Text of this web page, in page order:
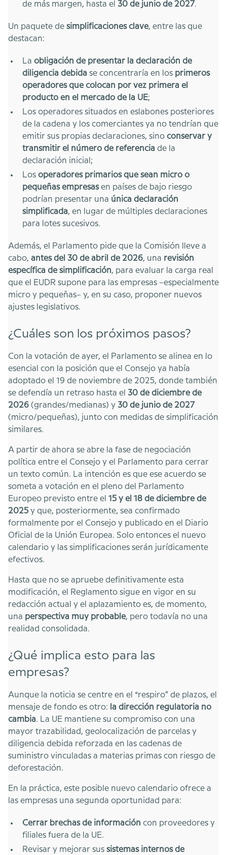
de más margen, hasta el 30 de junio de 2027.
Un paquete de simplificaciones clave, entre las que
destacan:
La obligación de presentar la declaración de
diligencia debida se concentraría en los primeros
operadores que colocan por vez primera el
producto en el mercado de la UE;
Los operadores situados en eslabones posteriores
de la cadena y los comerciantes ya no tendrían que
emitir sus propias declaraciones, sino conservar y
transmitir el número de referencia de la
declaración inicial;
Los operadores primarios que sean micro o
pequeñas empresasen países de bajo riesgo
podrían presentar una única declaración
simplificada, en lugar de múltiples declaraciones
para lotes sucesivos.
Además, el Parlamento pide que la Comisión lleve a
cabo, antes del 30 de abril de 2026, una revisión
específica de simplificación, para evaluar la carga real
que el EUDR supone para las empresas –especialmente
micro y pequeñas– y, en su caso, proponer nuevos
ajustes legislativos.
¿Cuáles son los próximos pasos?
Con la votación de ayer, el Parlamento se alinea en lo
esencial con la posición que el Consejo ya había
adoptado el 19 de noviembre de 2025, donde también
se defendía un retraso hasta el 30 de diciembre de
2026 (grandes/medianas) y 30 de junio de 2027
(micro/pequeñas), junto con medidas de simplificación
similares.
A partir de ahora se abre la fase de negociación
política entre el Consejo y el Parlamento para cerrar
un texto común. La intención es que ese acuerdo se
someta a votación en el pleno del Parlamento
Europeo previsto entre el 15 y el 18 de diciembre de
2025 y que, posteriormente, sea confirmado
formalmente por el Consejo y publicado en el Diario
Oficial de la Unión Europea. Solo entonces el nuevo
calendario y las simplificaciones serán jurídicamente
efectivos.
Hasta que no se apruebe definitivamente esta
modificación, el Reglamento sigue en vigor en su
redacción actual y el aplazamiento es, de momento,
una perspectiva muy probable, pero todavía no una
realidad consolidada.
¿Qué implica esto para las
empresas?
Aunque la noticia se centre en el “respiro” de plazos, el
mensaje de fondo es otro: la dirección regulatoria no
cambia. La UE mantiene su compromiso con una
mayor trazabilidad, geolocalización de parcelas y
diligencia debida reforzada en las cadenas de
suministro vinculadas a materias primas con riesgo de
deforestación.
En la práctica, este posible nuevo calendario ofrece a
las empresas una segunda oportunidad para:
Cerrar brechas de información con proveedores y
filiales fuera de la UE.
Revisar y mejorar sus sistemas internos de